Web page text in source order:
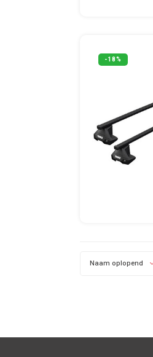
-18%
Naam oplopend